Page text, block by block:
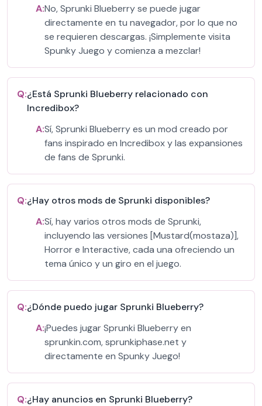
A:No, Sprunki Blueberry se puede jugar
directamente en tu navegador, por lo que no
se requieren descargas. ¡Simplemente visita
Spunky Juego y comienza a mezclar!
Q:¿Está Sprunki Blueberry relacionado con
Incredibox?
A:Sí, Sprunki Blueberry es un mod creado por
fans inspirado en Incredibox y las expansiones
de fans de Sprunki.
Q:¿Hay otros mods de Sprunki disponibles?
A:Sí, hay varios otros mods de Sprunki,
incluyendo las versiones [Mustard(mostaza)],
Horror e Interactive, cada una ofreciendo un
tema único y un giro en el juego.
Q:¿Dónde puedo jugar Sprunki Blueberry?
A:¡Puedes jugar Sprunki Blueberry en
sprunkin.com, sprunkiphase.net y
directamente en Spunky Juego!
Q:¿Hay anuncios en Sprunki Blueberry?